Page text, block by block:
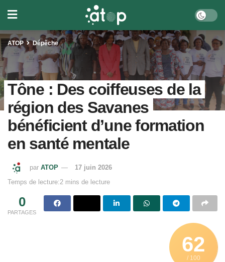
ATOP Dépêche
Tône : Des coiffeuses de la
région des Savanes
bénéficient d’une formation
en santé mentale
par ATOP
17 juin 2026
Temps de lecture:2 mins de lecture
0
PARTAGES
62
/ 100